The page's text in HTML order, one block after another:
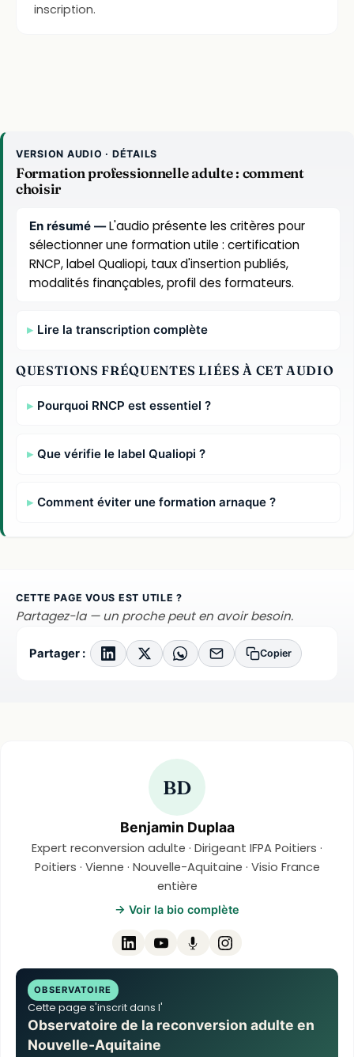
inscription.
VERSION AUDIO · DÉTAILS
Formation professionnelle adulte : comment
choisir
En résumé —L'audio présente les critères pour
sélectionner une formation utile : certification
RNCP, label Qualiopi, taux d'insertion publiés,
modalités finançables, profil des formateurs.
Lire la transcription complète
QUESTIONS FRÉQUENTES LIÉES À CET AUDIO
Pourquoi RNCP est essentiel ?
Que vérifie le label Qualiopi ?
Comment éviter une formation arnaque ?
CETTE PAGE VOUS EST UTILE ?
Partagez-la — un proche peut en avoir besoin.
Partager : Copier
BD
Benjamin Duplaa
Expert reconversion adulte · Dirigeant IFPA Poitiers ·
Poitiers · Vienne · Nouvelle-Aquitaine · Visio France
entière
→ Voir la bio complète
OBSERVATOIRE
Cette page s'inscrit dans l'
Observatoire de la reconversion adulte en
Nouvelle-Aquitaine